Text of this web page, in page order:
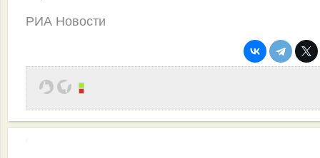
РИА Новости